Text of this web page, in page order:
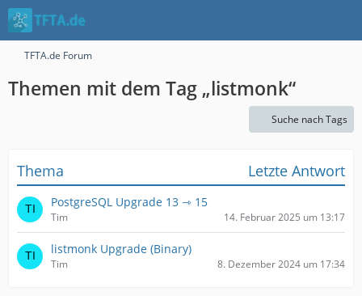
TFTA.de Forum
Themen mit dem Tag „listmonk“
Suche nach Tags
Thema Letzte Antwort
PostgreSQL Upgrade 13 ⇾ 15
Tim 14. Februar 2025 um 13:17
listmonk Upgrade (Binary)
Tim 8. Dezember 2024 um 17:34